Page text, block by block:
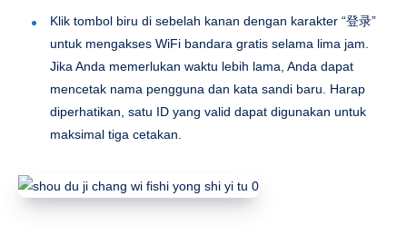
Klik tombol biru di sebelah kanan dengan karakter “登录”
untuk mengakses WiFi bandara gratis selama lima jam.
Jika Anda memerlukan waktu lebih lama, Anda dapat
mencetak nama pengguna dan kata sandi baru. Harap
diperhatikan, satu ID yang valid dapat digunakan untuk
maksimal tiga cetakan.